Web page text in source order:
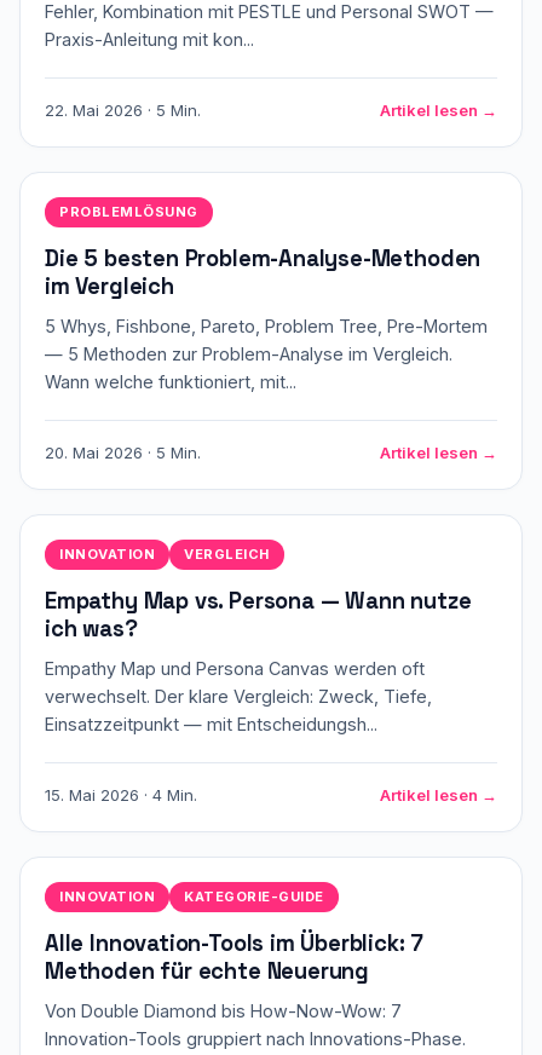
Fehler, Kombination mit PESTLE und Personal SWOT —
Praxis-Anleitung mit kon...
22. Mai 2026 · 5 Min. Artikel lesen →
PROBLEMLÖSUNG
Die 5 besten Problem-Analyse-Methoden
im Vergleich
5 Whys, Fishbone, Pareto, Problem Tree, Pre-Mortem
— 5 Methoden zur Problem-Analyse im Vergleich.
Wann welche funktioniert, mit...
20. Mai 2026 · 5 Min. Artikel lesen →
INNOVATION VERGLEICH
Empathy Map vs. Persona — Wann nutze
ich was?
Empathy Map und Persona Canvas werden oft
verwechselt. Der klare Vergleich: Zweck, Tiefe,
Einsatzzeitpunkt — mit Entscheidungsh...
15. Mai 2026 · 4 Min. Artikel lesen →
INNOVATION KATEGORIE-GUIDE
Alle Innovation-Tools im Überblick: 7
Methoden für echte Neuerung
Von Double Diamond bis How-Now-Wow: 7
Innovation-Tools gruppiert nach Innovations-Phase.